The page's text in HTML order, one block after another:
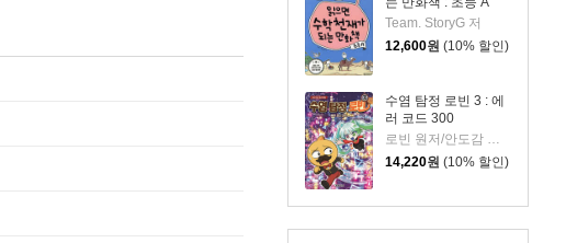
Team. StoryG 저
12,600원 (10% 할인)
수염 탐정 로빈 3 : 에
러 코드 300
14,220원 (10% 할인)